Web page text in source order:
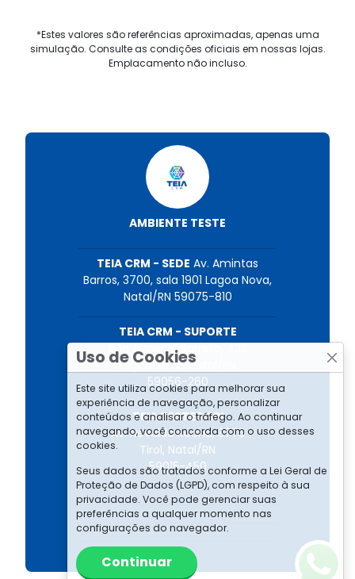
*Estes valores são referências aproximadas, apenas uma
simulação. Consulte as condições oficiais em nossas lojas.
Emplacamento não incluso.
AMBIENTE TESTE
TEIA CRM - SEDE Av. Amintas
Barros, 3700, sala 1901 Lagoa Nova,
Natal/RN 59075-810
TEIA CRM - SUPORTE
Rua Almeida Barreto, 432
Lagoa Nova, Natal/RN
59056-260
TEIA TESTES API
Av. Nevaldo Rocha, 3775
Tirol, Natal/RN
59015-450
Uso de Cookies
Este site utiliza cookies para melhorar sua
experiência de navegação, personalizar
conteúdos e analisar o tráfego. Ao continuar
navegando, você concorda com o uso desses
cookies.
Seus dados são tratados conforme a Lei Geral de
Proteção de Dados (LGPD), com respeito à sua
privacidade. Você pode gerenciar suas
preferências a qualquer momento nas
configurações do navegador.
Continuar